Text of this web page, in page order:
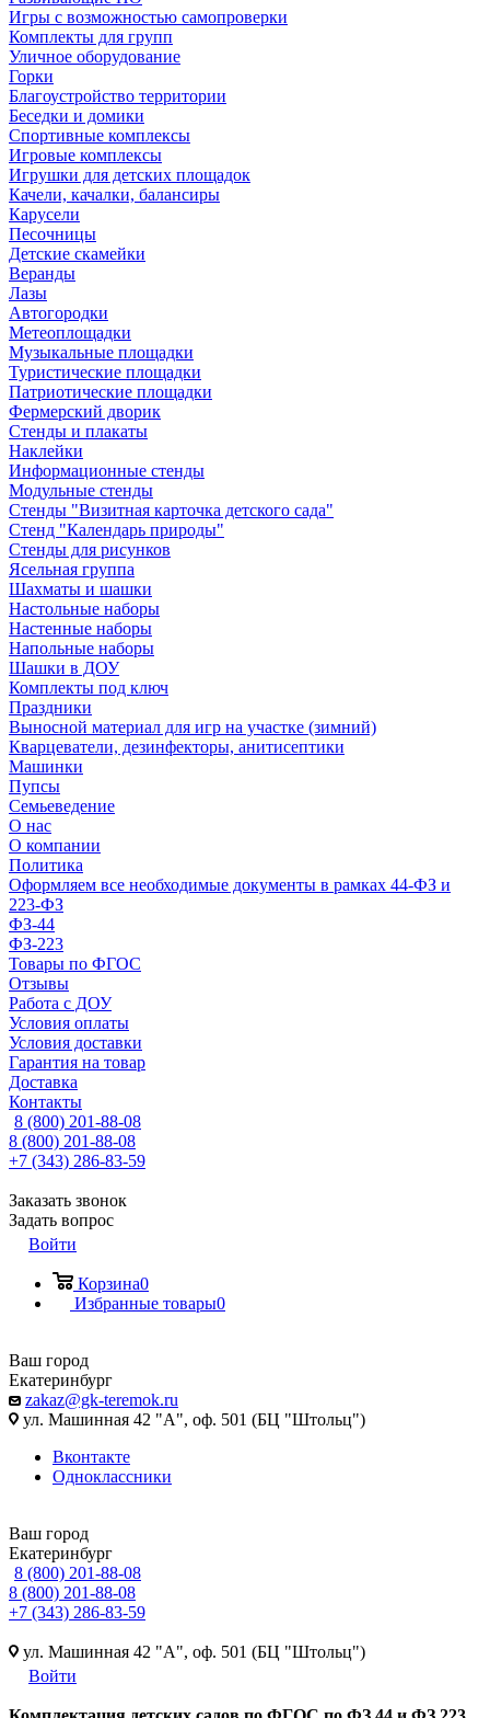
Игры с возможностью самопроверки
Комплекты для групп
Уличное оборудование
Горки
Благоустройство территории
Беседки и домики
Спортивные комплексы
Игровые комплексы
Игрушки для детских площадок
Качели, качалки, балансиры
Карусели
Песочницы
Детские скамейки
Веранды
Лазы
Автогородки
Метеоплощадки
Музыкальные площадки
Туристические площадки
Патриотические площадки
Фермерский дворик
Стенды и плакаты
Наклейки
Информационные стенды
Модульные стенды
Стенды "Визитная карточка детского сада"
Стенд "Календарь природы"
Стенды для рисунков
Ясельная группа
Шахматы и шашки
Настольные наборы
Настенные наборы
Напольные наборы
Шашки в ДОУ
Комплекты под ключ
Праздники
Выносной материал для игр на участке (зимний)
Кварцеватели, дезинфекторы, анитисептики
Машинки
Пупсы
Семьеведение
О нас
О компании
Политика
Оформляем все необходимые документы в рамках 44-ФЗ и
223-ФЗ
ФЗ-44
ФЗ-223
Товары по ФГОС
Отзывы
Работа с ДОУ
Условия оплаты
Условия доставки
Гарантия на товар
Доставка
Контакты
8 (800) 201-88-08
8 (800) 201-88-08
+7 (343) 286-83-59
Заказать звонок
Задать вопрос
Войти
Корзина0
Избранные товары0
Ваш город
Екатеринбург
zakaz@gk-teremok.ru
ул. Машинная 42 "А", оф. 501 (БЦ "Штольц")
Вконтакте
Одноклассники
Ваш город
Екатеринбург
8 (800) 201-88-08
8 (800) 201-88-08
+7 (343) 286-83-59
ул. Машинная 42 "А", оф. 501 (БЦ "Штольц")
Войти